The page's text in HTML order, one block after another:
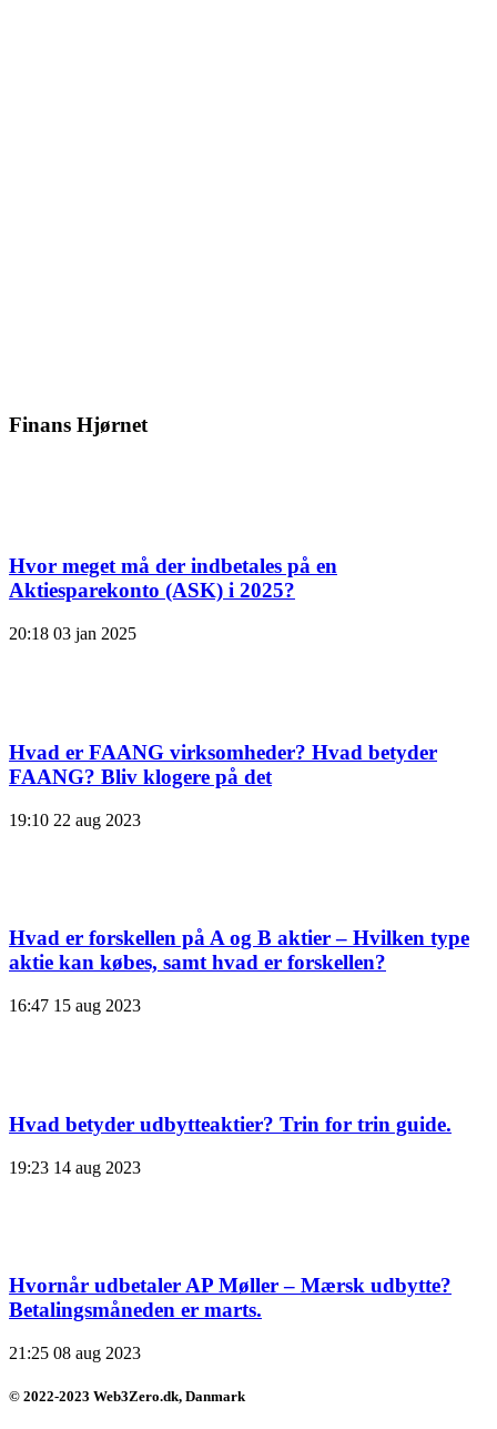
Finans Hjørnet
Hvor meget må der indbetales på en
Aktiesparekonto (ASK) i 2025?
20:18 03 jan 2025
Hvad er FAANG virksomheder? Hvad betyder
FAANG? Bliv klogere på det
19:10 22 aug 2023
Hvad er forskellen på A og B aktier – Hvilken type
aktie kan købes, samt hvad er forskellen?
16:47 15 aug 2023
Hvad betyder udbytteaktier? Trin for trin guide.
19:23 14 aug 2023
Hvornår udbetaler AP Møller – Mærsk udbytte?
Betalingsmåneden er marts.
21:25 08 aug 2023
© 2022-2023 Web3Zero.dk, Danmark